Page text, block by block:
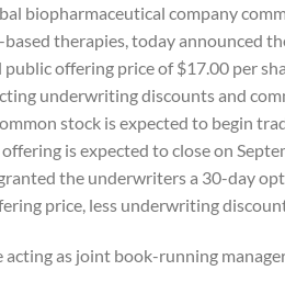
biopharmaceutical company
therapies, today announced
offering price of $17.00 per
underwriting discounts and
stock is expected to begin
is expected to close on
the underwriters a 30-day
price, less underwriting
as joint book-running